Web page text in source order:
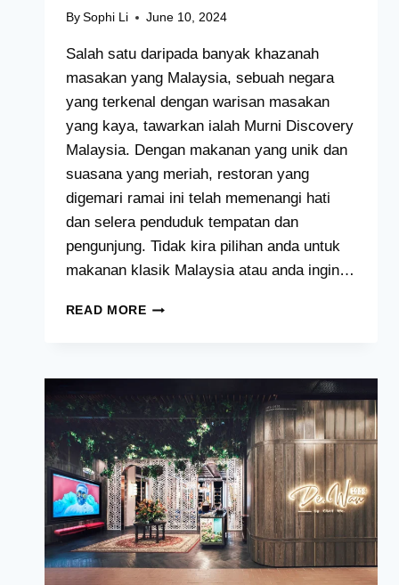
By Sophi Li June 10, 2024
Salah satu daripada banyak khazanah
masakan yang Malaysia, sebuah negara
yang terkenal dengan warisan masakan
yang kaya, tawarkan ialah Murni Discovery
Malaysia. Dengan makanan yang unik dan
suasana yang meriah, restoran yang
digemari ramai ini telah memenangi hati
dan selera penduduk tempatan dan
pengunjung. Tidak kira pilihan anda untuk
makanan klasik Malaysia atau anda ingin…
READ MOREMURNI
MALAYSIA
[2024
TERKINI
SENARAI]